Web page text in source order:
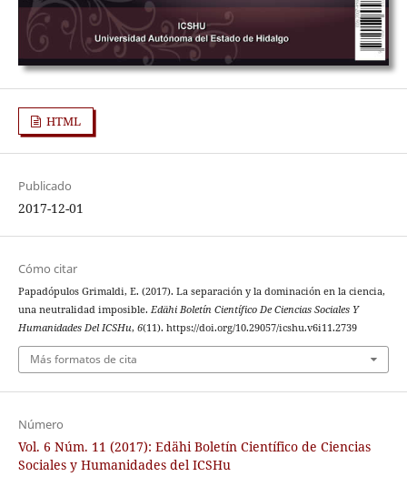
HTML
Publicado
2017-12-01
Cómo citar
Papadópulos Grimaldi, E. (2017). La separación y la dominación en la ciencia,
una neutralidad imposible. Edähi Boletín Científico De Ciencias Sociales Y
Humanidades Del ICSHu, 6(11). https://doi.org/10.29057/icshu.v6i11.2739
Más formatos de cita
Número
Vol. 6 Núm. 11 (2017): Edähi Boletín Científico de Ciencias
Sociales y Humanidades del ICSHu